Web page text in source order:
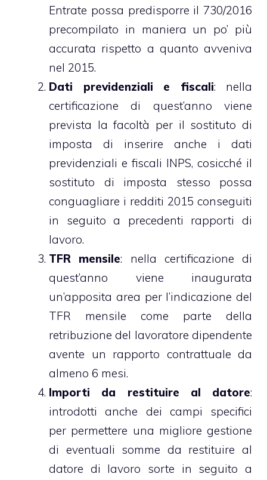
Entrate possa predisporre il 730/2016
precompilato in maniera un po’ più
accurata rispetto a quanto avveniva
nel 2015.
Dati previdenziali e fiscali: nella
certificazione di quest’anno viene
prevista la facoltà per il sostituto di
imposta di inserire anche i dati
previdenziali e fiscali INPS, cosicché il
sostituto di imposta stesso possa
conguagliare i redditi 2015 conseguiti
in seguito a precedenti rapporti di
lavoro.
TFR mensile: nella certificazione di
quest’anno viene inaugurata
un’apposita area per l’indicazione del
TFR mensile come parte della
retribuzione del lavoratore dipendente
avente un rapporto contrattuale da
almeno 6 mesi.
Importi da restituire al datore:
introdotti anche dei campi specifici
per permettere una migliore gestione
di eventuali somme da restituire al
datore di lavoro sorte in seguito a